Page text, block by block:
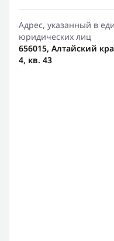
Адрес, указанный в
юридических лиц
656015, Алтайский
4, кв. 43